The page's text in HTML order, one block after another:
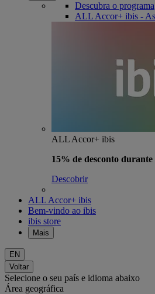
Descubra o programa
ALL Accor+ ibis -
ALL Accor+ ibis
15% de desconto durante
Descobrir
ALL Accor+ ibis
Bem-vindo ao ibis
ibis store
Mais
EN
Voltar
Selecione o seu país e idioma abaixo
Área geográfica